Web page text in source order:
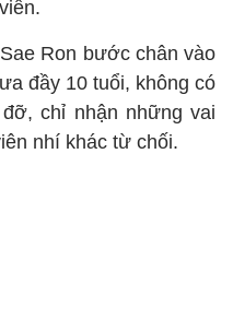
Ron bước chân vào
đầy 10 tuổi, không có
chỉ nhận những vai
nhí khác từ chối.